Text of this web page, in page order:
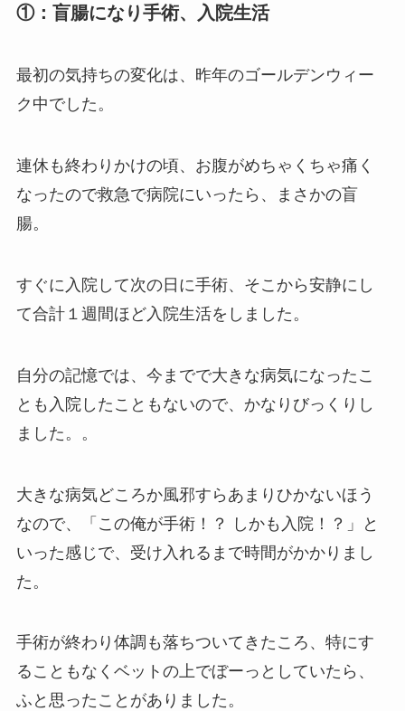
①：盲腸になり手術、入院生活
最初の気持ちの変化は、昨年のゴールデンウィー
ク中でした。
連休も終わりかけの頃、お腹がめちゃくちゃ痛く
なったので救急で病院にいったら、まさかの盲
腸。
すぐに入院して次の日に手術、そこから安静にし
て合計１週間ほど入院生活をしました。
自分の記憶では、今までで大きな病気になったこ
とも入院したこともないので、かなりびっくりし
ました。。
大きな病気どころか風邪すらあまりひかないほう
なので、「この俺が手術！？ しかも入院！？」と
いった感じで、受け入れるまで時間がかかりまし
た。
手術が終わり体調も落ちついてきたころ、特にす
ることもなくベットの上でぼーっとしていたら、
ふと思ったことがありました。